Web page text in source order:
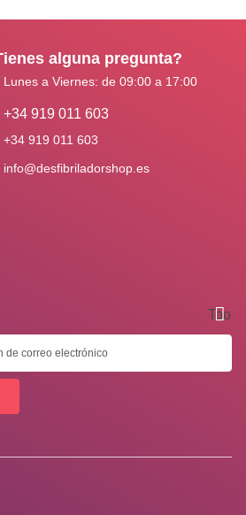
alguna pregunta?
Lunes a Viernes: de 09:00 a 17:00
+34 919 011 603
+34 919 011 603
info@desfibriladorshop.es